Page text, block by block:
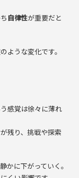
自律性が重要だと
ような変化です。
感覚は徐々に薄れ
残り、挑戦や探索
かに下がっていく。